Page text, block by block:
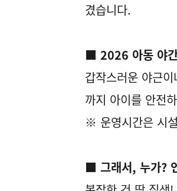
겼습니다.
■ 2026 아동 야
갑작스러운 야근
까지 아이를 안전
※ 운영시간은 시
■ 그래서, 누가?